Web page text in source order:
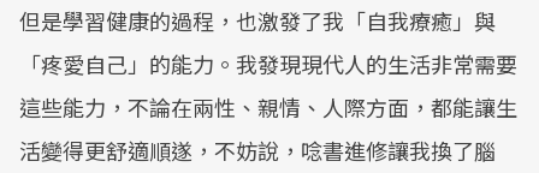
但是學習健康的過程，也激發了我「自我療癒」與
「疼愛自己」的能力。我發現現代人的生活非常需要
這些能力，不論在兩性、親情、人際方面，都能讓生
活變得更舒適順遂，不妨說，唸書進修讓我換了腦